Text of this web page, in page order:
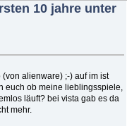
10 jahre unter
alienware) ;-) auf im ist
euch ob meine lieblingsspiele,
läuft? bei vista gab es da
mehr.